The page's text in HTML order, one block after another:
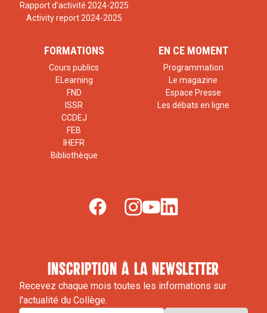
Rapport d'activité 2024-2025
Activity report 2024-2025
FORMATIONS
Cours publics
ELearning
FND
ISSR
CCDEJ
FEB
IHEFR
Bibliothèque
EN CE MOMENT
Programmation
Le magazine
Espace Presse
Les débats en ligne
inscription à la newsletter
Recevez chaque mois toutes les informations sur
l'actualité du Collège.